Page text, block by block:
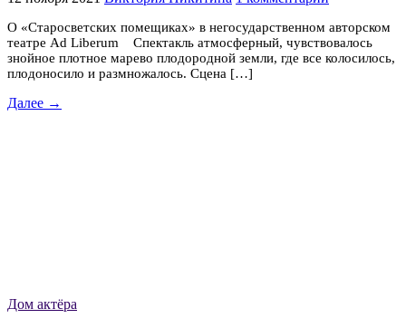
О «Старосветских помещиках» в негосударственном авторском
театре Ad Liberum Спектакль атмосферный, чувствовалось
знойное плотное марево плодородной земли, где все колосилось,
плодоносило и размножалось. Сцена […]
Далее →
Дом актёра